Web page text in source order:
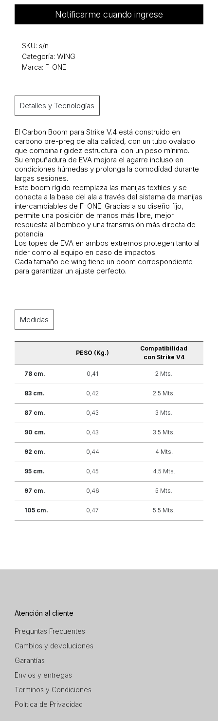
Notificarme cuando ingrese
SKU: s/n
Categoría: WING
Marca: F-ONE
Detalles y Tecnologías
El Carbon Boom para Strike V.4 está construido en
carbono pre-preg de alta calidad, con un tubo ovalado
que combina rigidez estructural con un peso mínimo.
Su empuñadura de EVA mejora el agarre incluso en
condiciones húmedas y prolonga la comodidad durante
largas sesiones.
Este boom rígido reemplaza las manijas textiles y se
conecta a la base del ala a través del sistema de manijas
intercambiables de F-ONE. Gracias a su diseño fijo,
permite una posición de manos más libre, mejor
respuesta al bombeo y una transmisión más directa de
potencia.
Los topes de EVA en ambos extremos protegen tanto al
rider como al equipo en caso de impactos.
Cada tamaño de wing tiene un boom correspondiente
para garantizar un ajuste perfecto.
Medidas
PESO (Kg.)
Compatibilidad
con Strike V4
78 cm. 0,41 2 Mts.
83 cm. 0,42 2.5 Mts.
87 cm. 0,43 3 Mts.
90 cm. 0,43 3.5 Mts.
92 cm. 0,44 4 Mts.
95 cm. 0,45 4.5 Mts.
97 cm. 0,46 5 Mts.
105 cm. 0,47 5.5 Mts.
Atención al cliente
Preguntas Frecuentes
Cambios y devoluciones
Garantías
Envios y entregas
Terminos y Condiciones
Política de Privacidad